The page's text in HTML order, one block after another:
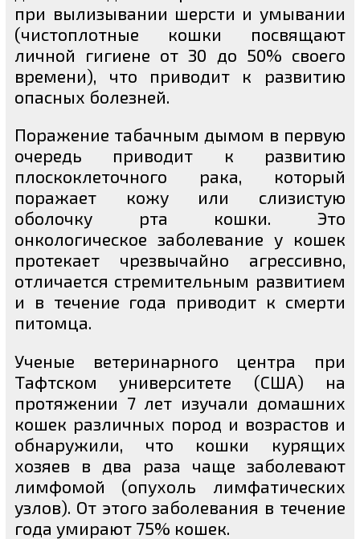
при вылизывании шерсти и умывании
(чистоплотные кошки посвящают
личной гигиене от 30 до 50% своего
времени), что приводит к развитию
опасных болезней.
Поражение табачным дымом в первую
очередь приводит к развитию
плоскоклеточного рака, который
поражает кожу или слизистую
оболочку рта кошки. Это
онкологическое заболевание у кошек
протекает чрезвычайно агрессивно,
отличается стремительным развитием
и в течение года приводит к смерти
питомца.
Ученые ветеринарного центра при
Тафтском университете (США) на
протяжении 7 лет изучали домашних
кошек различных пород и возрастов и
обнаружили, что кошки курящих
хозяев в два раза чаще заболевают
лимфомой (опухоль лимфатических
узлов). От этого заболевания в течение
года умирают 75% кошек.